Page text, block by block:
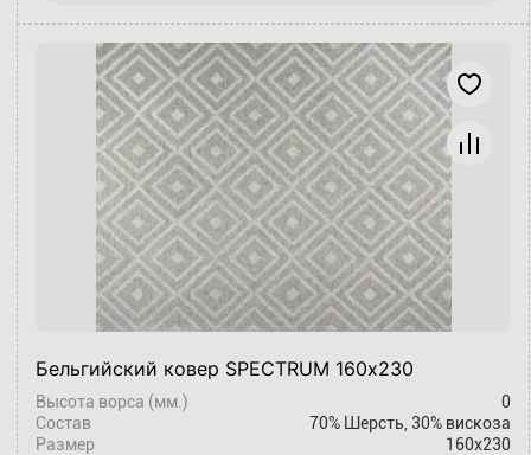
Бельгийский ковер SPECTRUM 160х230
Высота ворса (мм.)
0
Состав
70% Шерсть, 30% вискоза
Размер
160x230